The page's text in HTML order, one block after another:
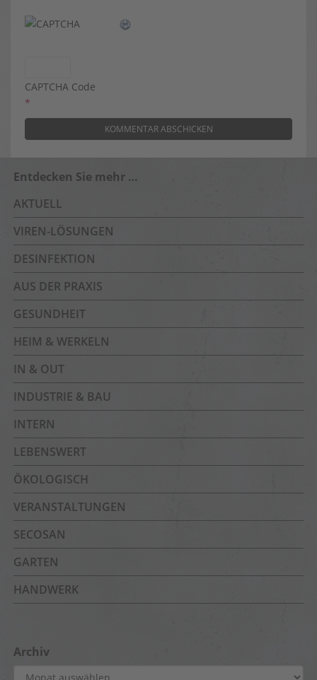
CAPTCHA Code
*
Entdecken Sie mehr …
AKTUELL
VIREN-LÖSUNGEN
DESINFEKTION
AUS DER PRAXIS
GESUNDHEIT
HEIM & WERKELN
IN & OUT
INDUSTRIE & BAU
INTERN
LEBENSWERT
ÖKOLOGISCH
VERANSTALTUNGEN
SECOSAN
GARTEN
HANDWERK
Archiv
Archiv